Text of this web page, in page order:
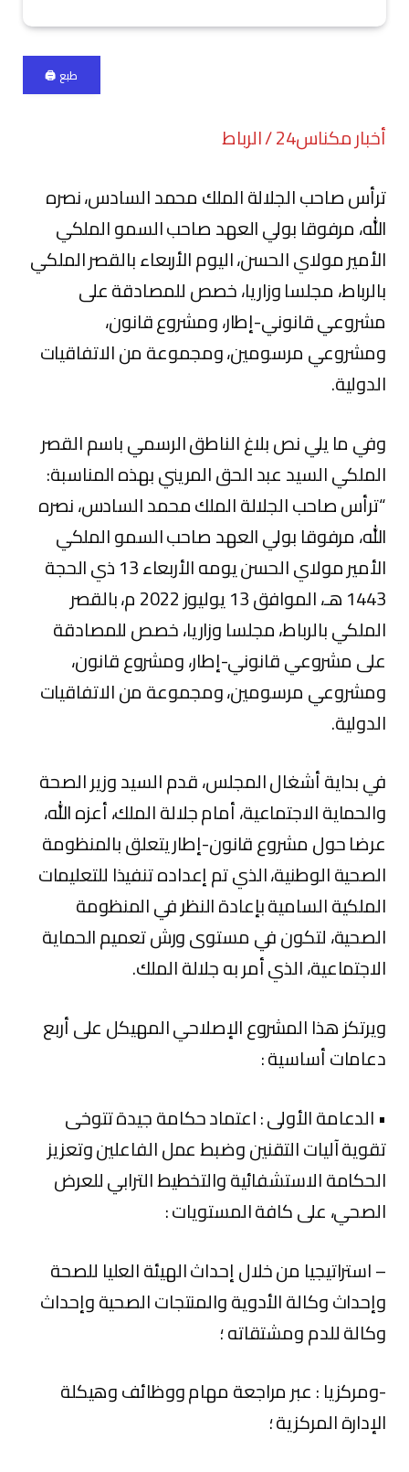
طبع 🖨
أخبار مكناس24 / الرباط
ترأس صاحب الجلالة الملك محمد السادس، نصره
الله، مرفوقا بولي العهد صاحب السمو الملكي
الأمير مولاي الحسن، اليوم الأربعاء بالقصر الملكي
بالرباط، مجلسا وزاريا، خصص للمصادقة على
مشروعي قانوني-إطار، ومشروع قانون،
ومشروعي مرسومين، ومجموعة من الاتفاقيات
الدولية.
وفي ما يلي نص بلاغ الناطق الرسمي باسم القصر
الملكي السيد عبد الحق المريني بهذه المناسبة:
“ترأس صاحب الجلالة الملك محمد السادس، نصره
الله، مرفوقا بولي العهد صاحب السمو الملكي
الأمير مولاي الحسن يومه الأربعاء 13 ذي الحجة
1443 هـ، الموافق 13 يوليوز 2022 م، بالقصر
الملكي بالرباط، مجلسا وزاريا، خصص للمصادقة
على مشروعي قانوني-إطار، ومشروع قانون،
ومشروعي مرسومين، ومجموعة من الاتفاقيات
الدولية.
في بداية أشغال المجلس، قدم السيد وزير الصحة
والحماية الاجتماعية، أمام جلالة الملك، أعزه الله،
عرضا حول مشروع قانون-إطار يتعلق بالمنظومة
الصحية الوطنية، الذي تم إعداده تنفيذا للتعليمات
الملكية السامية بإعادة النظر في المنظومة
الصحية، لتكون في مستوى ورش تعميم الحماية
الاجتماعية، الذي أمر به جلالة الملك.
ويرتكز هذا المشروع الإصلاحي المهيكل على أربع
دعامات أساسية :
• الدعامة الأولى : اعتماد حكامة جيدة تتوخى
تقوية آليات التقنين وضبط عمل الفاعلين وتعزيز
الحكامة الاستشفائية والتخطيط الترابي للعرض
الصحي، على كافة المستويات :
– استراتيجيا من خلال إحداث الهيئة العليا للصحة
وإحداث وكالة الأدوية والمنتجات الصحية وإحداث
وكالة للدم ومشتقاته ؛
-ومركزيا : عبر مراجعة مهام ووظائف وهيكلة
الإدارة المركزية ؛